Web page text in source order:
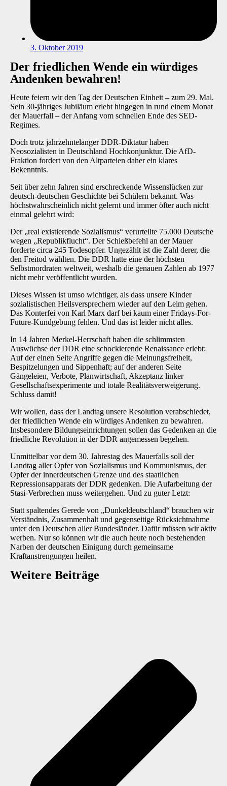
3. Oktober 2019
Der friedlichen Wende ein würdiges
Andenken bewahren!
Heute feiern wir den Tag der Deutschen Einheit – zum 29. Mal.
Sein 30-jähriges Jubiläum erlebt hingegen in rund einem Monat
der Mauerfall – der Anfang vom schnellen Ende des SED-
Regimes.
Doch trotz jahrzehntelanger DDR-Diktatur haben
Neosozialisten in Deutschland Hochkonjunktur. Die AfD-
Fraktion fordert von den Altparteien daher ein klares
Bekenntnis.
Seit über zehn Jahren sind erschreckende Wissenslücken zur
deutsch-deutschen Geschichte bei Schülern bekannt. Was
höchstwahrscheinlich nicht gelernt und immer öfter auch nicht
einmal gelehrt wird:
Der „real existierende Sozialismus“ verurteilte 75.000 Deutsche
wegen „Republikflucht“. Der Schießbefehl an der Mauer
forderte circa 245 Todesopfer. Ungezählt ist die Zahl derer, die
den Freitod wählten. Die DDR hatte eine der höchsten
Selbstmordraten weltweit, weshalb die genauen Zahlen ab 1977
nicht mehr veröffentlicht wurden.
Dieses Wissen ist umso wichtiger, als dass unsere Kinder
sozialistischen Heilsversprechern wieder auf den Leim gehen.
Das Konterfei von Karl Marx darf bei kaum einer Fridays-For-
Future-Kundgebung fehlen. Und das ist leider nicht alles.
In 14 Jahren Merkel-Herrschaft haben die schlimmsten
Auswüchse der DDR eine schockierende Renaissance erlebt:
Auf der einen Seite Angriffe gegen die Meinungsfreiheit,
Bespitzelungen und Sippenhaft; auf der anderen Seite
Gängeleien, Verbote, Planwirtschaft, Akzeptanz linker
Gesellschaftsexperimente und totale Realitätsverweigerung.
Schluss damit!
Wir wollen, dass der Landtag unsere Resolution verabschiedet,
der friedlichen Wende ein würdiges Andenken zu bewahren.
Insbesondere Bildungseinrichtungen sollen das Gedenken an die
friedliche Revolution in der DDR angemessen begehen.
Unmittelbar vor dem 30. Jahrestag des Mauerfalls soll der
Landtag aller Opfer von Sozialismus und Kommunismus, der
Opfer der innerdeutschen Grenze und des staatlichen
Repressionsapparats der DDR gedenken. Die Aufarbeitung der
Stasi-Verbrechen muss weitergehen. Und zu guter Letzt:
Statt spaltendes Gerede von „Dunkeldeutschland“ brauchen wir
Verständnis, Zusammenhalt und gegenseitige Rücksichtnahme
unter den Deutschen aller Bundesländer. Dafür müssen wir aktiv
werben. Nur so können wir die auch heute noch bestehenden
Narben der deutschen Einigung durch gemeinsame
Kraftanstrengungen heilen.
Weitere Beiträge